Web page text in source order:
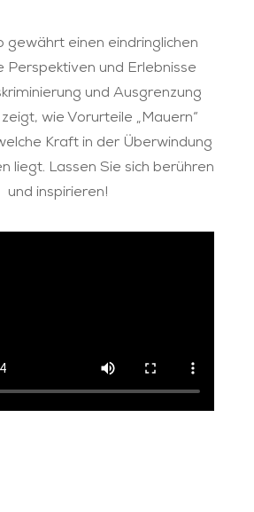
gewährt einen eindringlichen
Perspektiven und Erlebnisse
und Ausgrenzung
wie Vorurteile „Mauern“
Kraft in der Überwindung
liegt. Lassen Sie sich berühren
und inspirieren!